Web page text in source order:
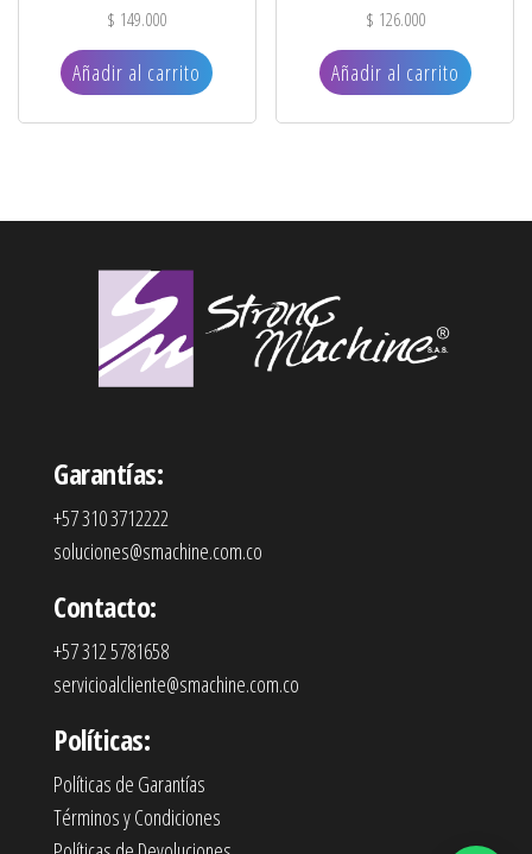
$ 149.000
Añadir al carrito
$ 126.000
Añadir al carrito
Garantías:
+57 310 3712222
soluciones@smachine.com.co
Contacto:
+57 312 5781658
servicioalcliente@smachine.com.co
Políticas:
Políticas de Garantías
Términos y Condiciones